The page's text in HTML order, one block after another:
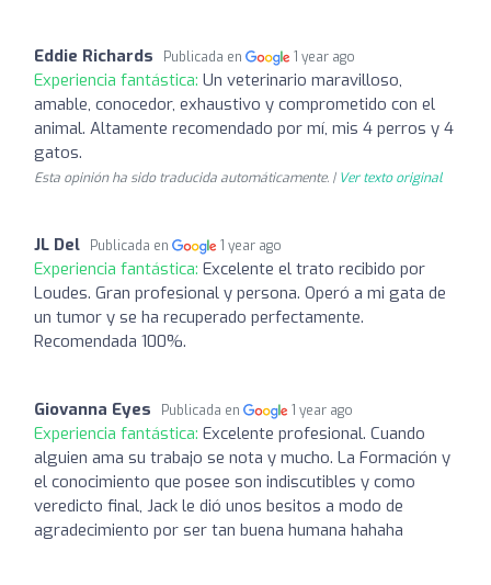
Eddie Richards Publicada en 1 year ago
Experiencia fantástica: Un veterinario maravilloso,
amable, conocedor, exhaustivo y comprometido con el
animal. Altamente recomendado por mí, mis 4 perros y 4
gatos.
Esta opinión ha sido traducida automáticamente. | Ver texto original
JL Del Publicada en 1 year ago
Experiencia fantástica: Excelente el trato recibido por
Loudes. Gran profesional y persona. Operó a mi gata de
un tumor y se ha recuperado perfectamente.
Recomendada 100%.
Giovanna Eyes Publicada en 1 year ago
Experiencia fantástica: Excelente profesional. Cuando
alguien ama su trabajo se nota y mucho. La Formación y
el conocimiento que posee son indiscutibles y como
veredicto final, Jack le dió unos besitos a modo de
agradecimiento por ser tan buena humana hahaha